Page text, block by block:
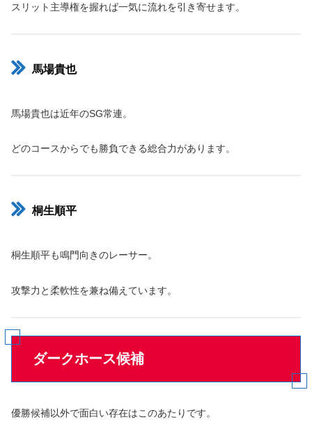
スリット主導権を握れば一気に流れを引き寄せます。
馬場貴也
馬場貴也は近年のSG常連。
どのコースからでも勝負できる総合力があります。
桐生順平
桐生順平も鳴門向きのレーサー。
攻撃力と柔軟性を兼ね備えています。
ダークホース候補
優勝候補以外で面白い存在はこのあたりです。